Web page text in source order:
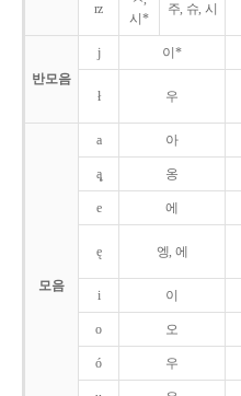
rz
시*
주, 슈, 시
반모음
j 이*
ł 우
모음
a 아
ą̨ 옹
e 에
ę 엥, 에
i 이
o 오
ó 우